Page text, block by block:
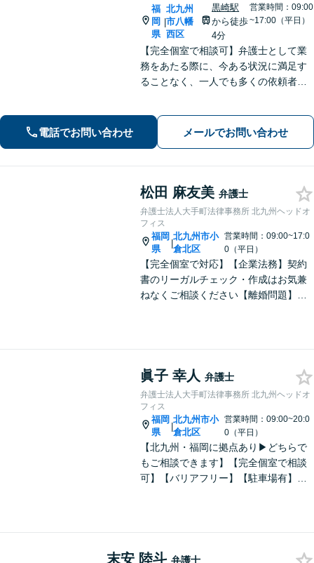
福
岡
県
|
北九州
市八幡
西区
黒崎駅
から徒歩
4分
営業時間：09:00
~17:00（平日）
【完全個室で相談可】弁護士として業
務をあたる際に、今ある状況に満足す
ることなく、一人でも多くの依頼者の
ての法的な支援を丁寧に行えるよう心
掛け、日々努力を重ねていきます。
電話でお問い合わせ メールでお問い合わせ
松田 麻友美 弁護士
弁護士法人大手町法律事務所 北九州ヘッドオ
フィス
福岡
県
|
北九州市小
倉北区
営業時間：09:00~17:0
0（平日）
【完全個室で対応】【企業法務】契約
書のリーガルチェック・作成はお気兼
ねなくご相談ください【離婚問題】不
眞子 幸人 弁護士
弁護士法人大手町法律事務所 北九州ヘッドオ
フィス
福岡
県
|
北九州市小
倉北区
営業時間：09:00~20:0
0（平日）
【北九州・福岡に拠点あり▶どちらで
もご相談できます】【完全個室で相談
可】【バリアフリー】【駐車場有】法
い。
末安 陸斗 弁護士